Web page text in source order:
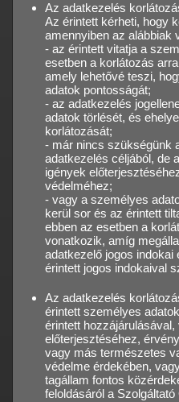
Az adatkezelés
Az érintett kérheti, hogy
amennyiben az alábbiak
- az érintett vitatja a
esetben a korlátozás
amely lehetővé teszi,
adatok pontosságát;
- az adatkezelés
adatok törlését, és
korlátozását;
- már nincs szükségünk
adatkezelés céljából, de
igények
védelméhez;
- vagy a személyes
kerül sor és az érintett
ebben az esetben a
vonatkozik, amíg
adatkezelő jogos indokai
érintett jogos indokaival
Az adatkezelés
érintett személyes
érintett
előterjesztéséhez,
vagy más természetes
védelme érdekében,
tagállam fontos
feloldásáról a